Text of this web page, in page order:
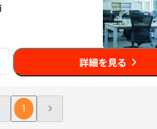
詳細を見る
1